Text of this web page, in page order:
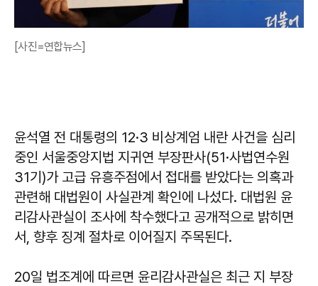
[사진=연합뉴스]
윤석열 전 대통령의 12·3 비상계엄 내란 사건을 심리
중인 서울중앙지법 지귀연 부장판사(51·사법연수원
31기)가 고급 유흥주점에서 접대를 받았다는 의혹과
관련해 대법원이 사실관계 확인에 나섰다. 대법원 윤
리감사관실이 조사에 착수했다고 공개적으로 밝히면
서, 향후 징계 절차로 이어질지 주목된다.
20일 법조계에 따르면 윤리감사관실은 최근 지 부장